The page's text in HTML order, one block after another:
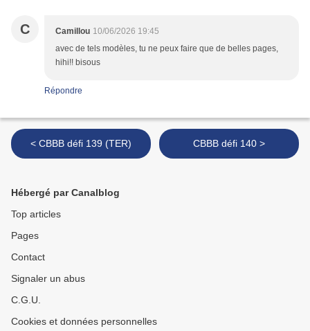
C Camillou 10/06/2026 19:45
avec de tels modèles, tu ne peux faire que de belles pages,
hihi!! bisous
Répondre
< CBBB défi 139 (TER) CBBB défi 140 >
Hébergé par Canalblog
Top articles
Pages
Contact
Signaler un abus
C.G.U.
Cookies et données personnelles